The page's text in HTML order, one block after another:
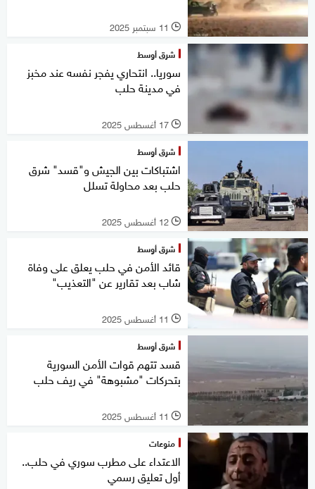
l 11 سبتمبر 2025
شرق أوسط
سوريا.. انتحاري يفجر نفسه عند مخبز
في مدينة حلب
l 17 أغسطس 2025
شرق أوسط
اشتباكات بين الجيش و"قسد" شرق
حلب بعد محاولة تسلل
l 12 أغسطس 2025
شرق أوسط
قائد الأمن في حلب يعلق على وفاة
شاب بعد تقارير عن "التعذيب"
l 11 أغسطس 2025
شرق أوسط
قسد تتهم قوات الأمن السورية
بتحركات "مشبوهة" في ريف حلب
l 11 أغسطس 2025
منوعات
الاعتداء على مطرب سوري في حلب..
أول تعليق رسمي